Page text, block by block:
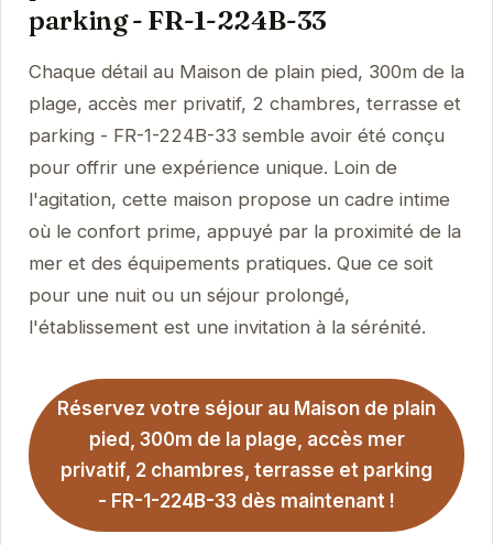
parking - FR-1-224B-33
Chaque détail au Maison de plain pied, 300m de la
plage, accès mer privatif, 2 chambres, terrasse et
parking - FR-1-224B-33 semble avoir été conçu
pour offrir une expérience unique. Loin de
l'agitation, cette maison propose un cadre intime
où le confort prime, appuyé par la proximité de la
mer et des équipements pratiques. Que ce soit
pour une nuit ou un séjour prolongé,
l'établissement est une invitation à la sérénité.
Réservez votre séjour au Maison de plain
pied, 300m de la plage, accès mer
privatif, 2 chambres, terrasse et parking
- FR-1-224B-33 dès maintenant !